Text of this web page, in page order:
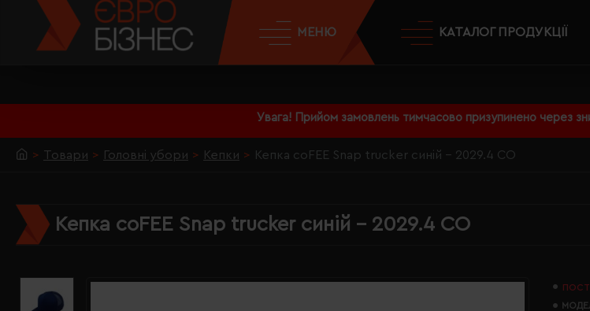
Увага! Прийом замовлень тимчасово призупинено через
МЕНЮ КАТАЛОГ ПРОДУКЦІЇ
Товари Головні убори Кепки Кепка coFEE Snap trucker синій - 2029.4 CO
Кепка coFEE Snap trucker синій - 2029.4 CO